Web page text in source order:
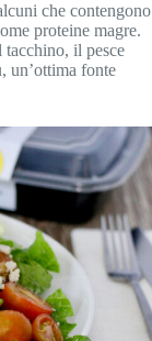
che contengono
proteine magre.
il pesce
un’ottima fonte